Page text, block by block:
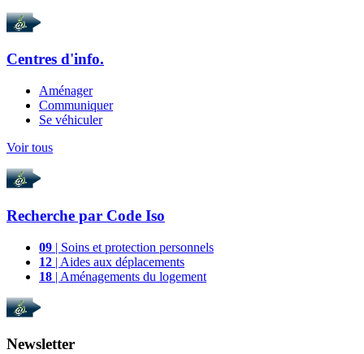
Centres d'info.
Aménager
Communiquer
Se véhiculer
Voir tous
Recherche par Code Iso
09 | Soins et protection personnels
12 | Aides aux déplacements
18 | Aménagements du logement
Newsletter